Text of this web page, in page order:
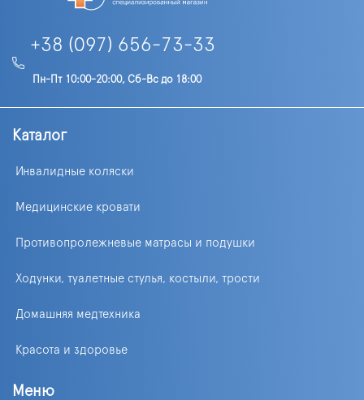
+38 (097) 656-73-33
Пн-Пт 10:00-20:00, Сб-Вс до 18:00
Каталог
Инвалидные коляски
Медицинские кровати
Противопролежневые матрасы и подушки
Ходунки, туалетные стулья, костыли, трости
Домашняя медтехника
Красота и здоровье
Меню